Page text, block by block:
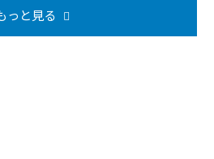
っと見る